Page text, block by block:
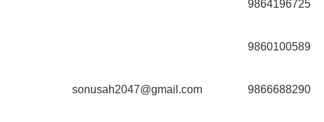
9864196725
9860100589
sonusah2047@gmail.com 9866688290